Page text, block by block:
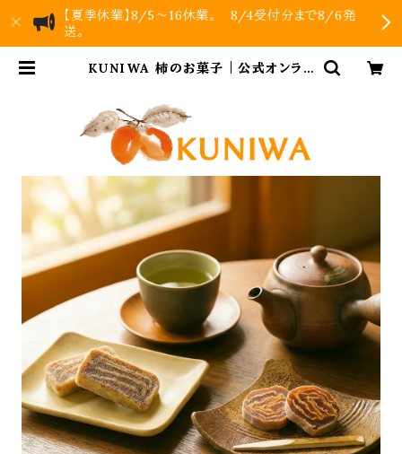
【夏季休業】8/5～16休業。 8/4受付分まで8/6発
送。
KUNIWA 柿のお菓子｜公式オンライ